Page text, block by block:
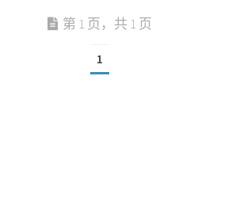
第 1 页，共 1 页
1